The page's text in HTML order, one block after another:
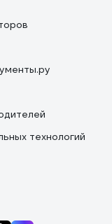
технологий